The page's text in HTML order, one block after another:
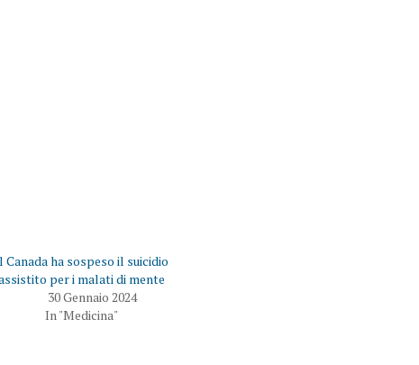
Canada ha sospeso il suicidio
per i malati di mente
30 Gennaio 2024
In "Medicina"